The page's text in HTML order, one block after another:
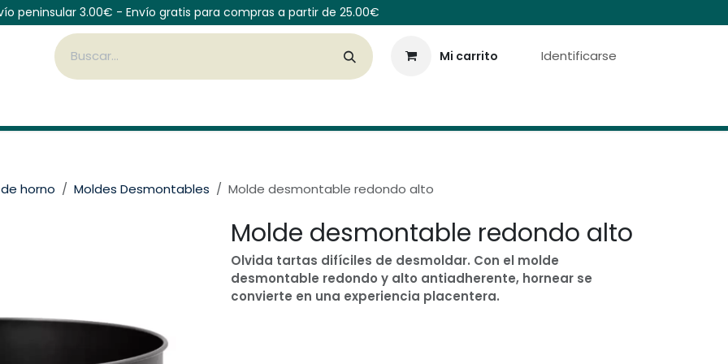
peninsular 3.00€ - Envío gratis para compras a partir de 25.00€
Mi carrito Identificarse
horno Moldes Desmontables Molde desmontable redondo alto
Molde desmontable redondo alto
Olvida tartas difíciles de desmoldar. Con el molde
desmontable redondo y alto antiadherente, hornear se
convierte en una experiencia placentera.